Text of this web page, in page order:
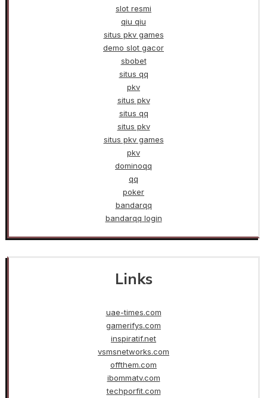
slot resmi
qiu qiu
situs pkv games
demo slot gacor
sbobet
situs qq
pkv
situs pkv
situs qq
situs pkv
situs pkv games
pkv
dominoqq
qq
poker
bandarqq
bandarqq login
Links
uae-times.com
gamerifys.com
inspiratif.net
vsmsnetworks.com
offthem.com
ibommatv.com
techporfit.com